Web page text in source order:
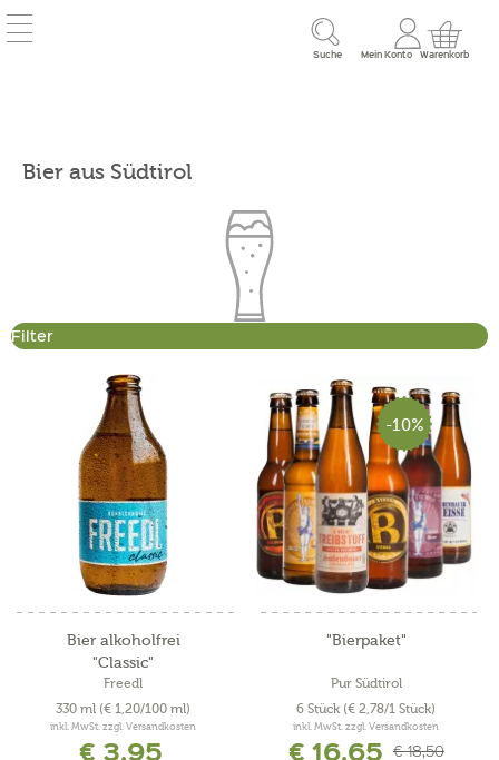
Suche Mein Konto Warenkorb
Bier aus Südtirol
Filter
Bier alkoholfrei
"Classic"
Freedl
330 ml (€ 1,20/100 ml)
inkl. MwSt. zzgl. Versandkosten
€ 3,95
-10%
"Bierpaket"
Pur Südtirol
6 Stück (€ 2,78/1 Stück)
inkl. MwSt. zzgl. Versandkosten
€ 16,65 € 18,50